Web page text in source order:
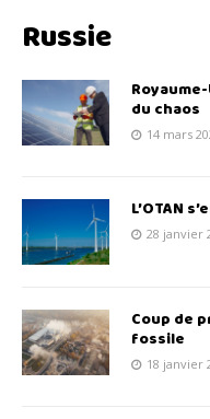
Russie
du chaos
14 mars
L’OTAN
28 janvier
Coup de
fossile
18 janvier